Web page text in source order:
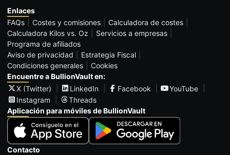
Enlaces
FAQs
Costes y comisiones
Calculadora de costes
Calculadora Kilos vs. Oz
Servicios a empresas
Programa de afiliados
Aviso de privacidad
Estrategia Fiscal
Condiciones generales
Cookies
Encuentre a BullionVault en:
X (Twitter)
LinkedIn Facebook
YouTube
Instagram
Threads
Aplicación para móviles de BullionVault
Contacto